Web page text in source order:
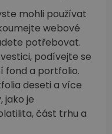
mohli používat
webové
potřebovat.
podívejte se
fond a portfolio.
deseti a více
jako je
část trhu a